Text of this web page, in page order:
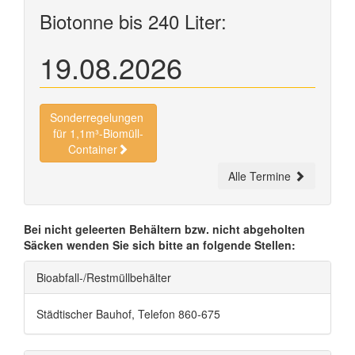
Biotonne bis 240 Liter:
19.08.2026
Sonderregelungen
für 1,1m³-Biomüll-
Container
Alle Termine
Bei nicht geleerten Behältern bzw. nicht abgeholten
Säcken wenden Sie sich bitte an folgende Stellen:
Bioabfall-/Restmüllbehälter
Städtischer Bauhof, Telefon 860-675